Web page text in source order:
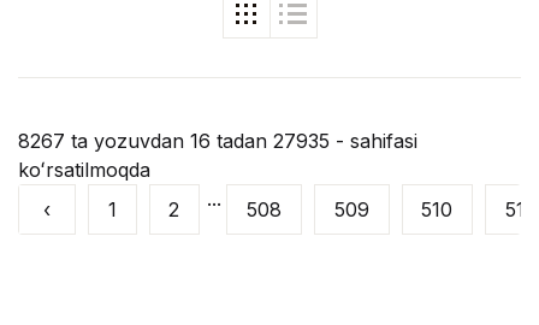
8267 ta yozuvdan 16 tadan 27935 - sahifasi
koʻrsatilmoqda
‹
1 2 ... 508 509 510 511